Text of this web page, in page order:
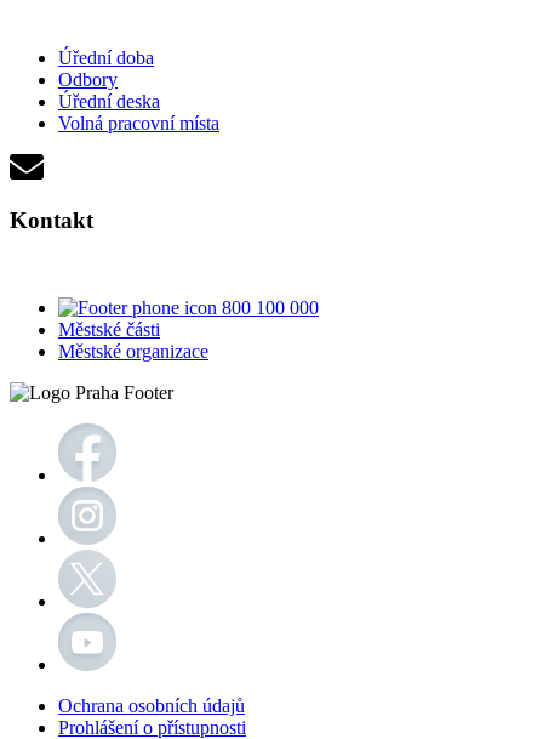
Úřední doba
Odbory
Úřední deska
Volná pracovní místa
Kontakt
800 100 000
Městské části
Městské organizace
Ochrana osobních údajů
Prohlášení o přístupnosti